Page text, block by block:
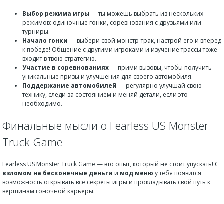
Выбор режима игры — ты можешь выбрать из нескольких
режимов: одиночные гонки, соревнования с друзьями или
турниры.
Начало гонки — выбери свой монстр-трак, настрой его и вперед
к победе! Общение с другими игроками и изучение трассы тоже
входит в твою стратегию.
Участие в соревнованиях— прими вызовы, чтобы получить
уникальные призы и улучшения для своего автомобиля.
Поддержание автомобилей — регулярно улучшай свою
технику, следи за состоянием и меняй детали, если это
необходимо.
Финальные мысли о Fearless US Monster
Truck Game
Fearless US Monster Truck Game — это опыт, который не стоит упускать! С
взломом на бесконечные деньги и мод меню у тебя появится
возможность открывать все секреты игры и прокладывать свой путь к
вершинам гоночной карьеры.